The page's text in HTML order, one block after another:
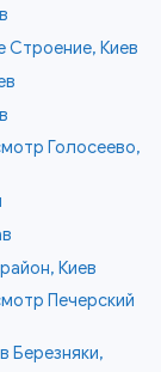
Строение, Киев
Голосеево,
Киев
Печерский
Березняки,